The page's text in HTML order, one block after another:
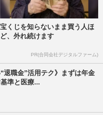
宝くじを知らないまま買う人ほ
ど、外れ続けます
PR(合同会社デジタルファーム)
退職金”活用テク》まずは年金
準と医療...